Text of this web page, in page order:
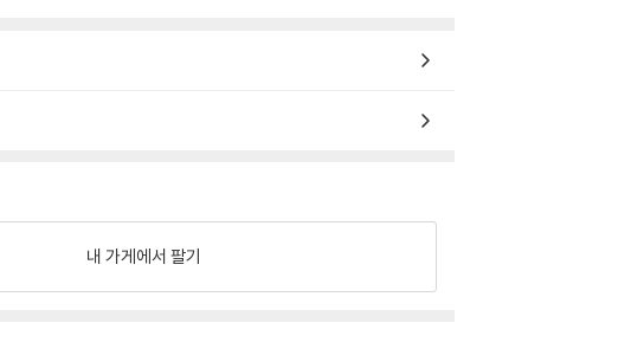
내 가게에서 팔기